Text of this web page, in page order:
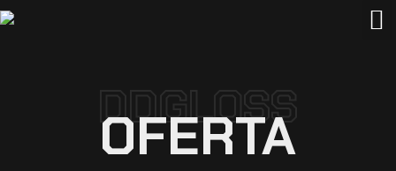
DDGLOSS
OFERTA